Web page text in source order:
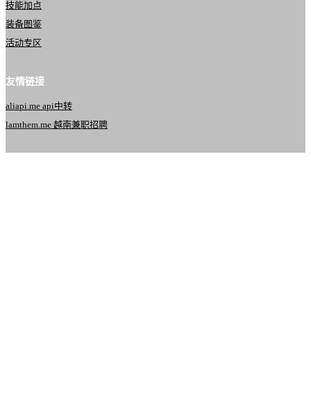
技能加点
装备图鉴
活动专区
友情链接
aliapi.me api中转
lamthem.me 越南兼职招聘